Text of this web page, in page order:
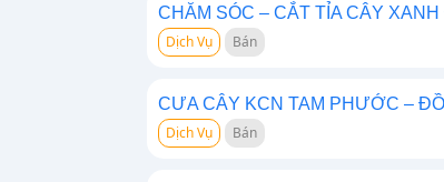
CHĂM SÓC – CẮT TỈA CÂY
Dịch Vụ Bán
CƯA CÂY KCN TAM PHƯỚC –
Dịch Vụ Bán